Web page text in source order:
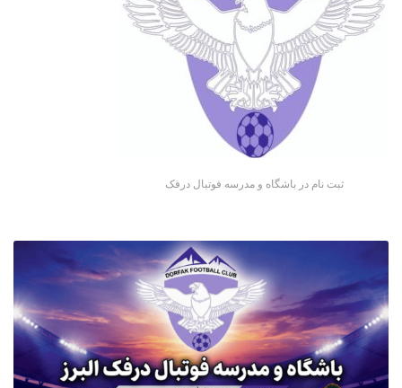
ثبت نام در باشگاه و مدرسه فوتبال درفک